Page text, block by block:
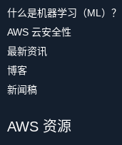
什么是机器学习（ML）？
AWS 云安全性
最新资讯
博客
新闻稿
AWS 资源